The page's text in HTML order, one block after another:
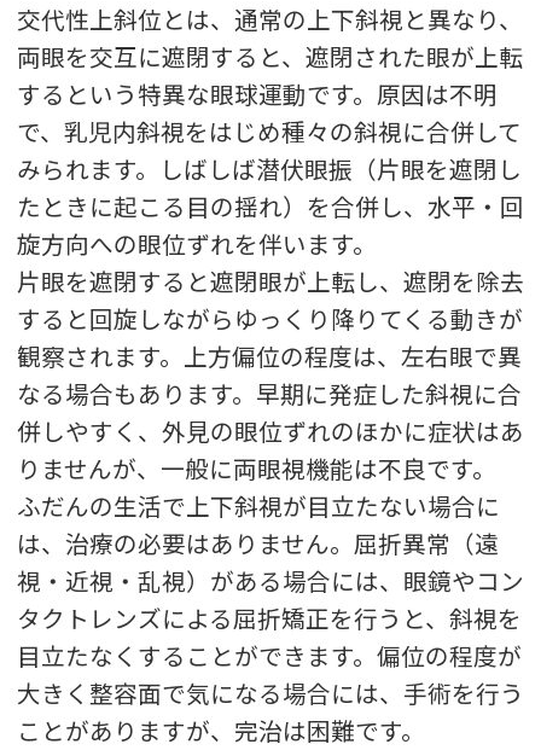
交代性上斜位とは、通常の上下斜視と異なり、
両眼を交互に遮閉すると、遮閉された眼が上転
するという特異な眼球運動です。原因は不明
で、乳児内斜視をはじめ種々の斜視に合併して
みられます。しばしば潜伏眼振（片眼を遮閉し
たときに起こる目の揺れ）を合併し、水平・回
旋方向への眼位ずれを伴います。
片眼を遮閉すると遮閉眼が上転し、遮閉を除去
すると回旋しながらゆっくり降りてくる動きが
観察されます。上方偏位の程度は、左右眼で異
なる場合もあります。早期に発症した斜視に合
併しやすく、外見の眼位ずれのほかに症状はあ
りませんが、一般に両眼視機能は不良です。
ふだんの生活で上下斜視が目立たない場合に
は、治療の必要はありません。屈折異常（遠
視・近視・乱視）がある場合には、眼鏡やコン
タクトレンズによる屈折矯正を行うと、斜視を
目立たなくすることができます。偏位の程度が
大きく整容面で気になる場合には、手術を行う
ことがありますが、完治は困難です。